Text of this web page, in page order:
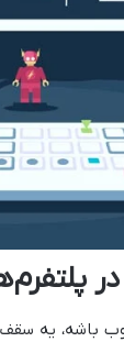
در
باشه، یه